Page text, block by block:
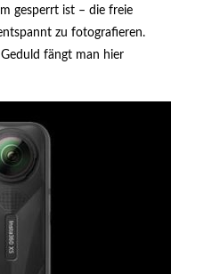
gesperrt ist – die freie
zu fotografieren.
fängt man hier